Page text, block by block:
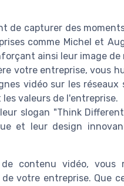
de capturer des
comme Michel et
ainsi leur image de
votre entreprise, vous
vidéo sur les réseaux
valeurs de l'entreprise.
slogan "Think
et leur design
contenu vidéo, vous
votre entreprise. Que